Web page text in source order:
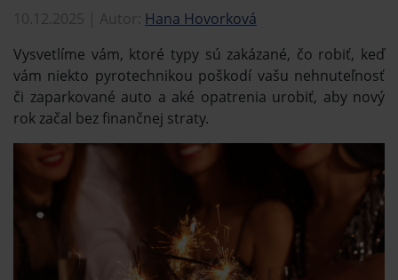
10.12.2025 | Autor: Hana Hovorková
Vysvetlíme vám, ktoré typy sú zakázané, čo robiť, keď
vám niekto pyrotechnikou poškodí vašu nehnuteľnosť
či zaparkované auto a aké opatrenia urobiť, aby nový
rok začal bez finančnej straty.